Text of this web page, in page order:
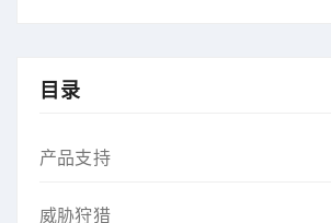
目录
产品支持
威胁狩猎